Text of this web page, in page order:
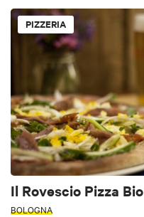
PIZZERIA
Il Rovescio Pizza Bio
BOLOGNA